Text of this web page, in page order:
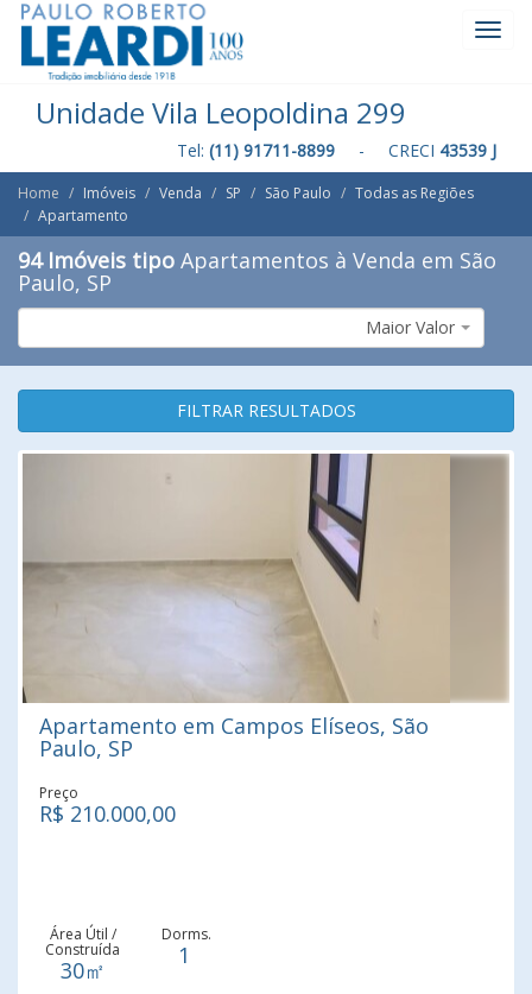
Unidade Vila Leopoldina 299
Tel: (11) 91711-8899 - CRECI 43539 J
Home Imóveis Venda SP São Paulo
Todas as Regiões
Apartamento
94 Imóveis tipo Apartamentos à Venda em São
Paulo, SP
Maior Valor
FILTRAR RESULTADOS
Apartamento em Campos Elíseos, São
Paulo, SP
Preço
R$ 210.000,00
Área Útil /
Construída
30㎡
Dorms.
1